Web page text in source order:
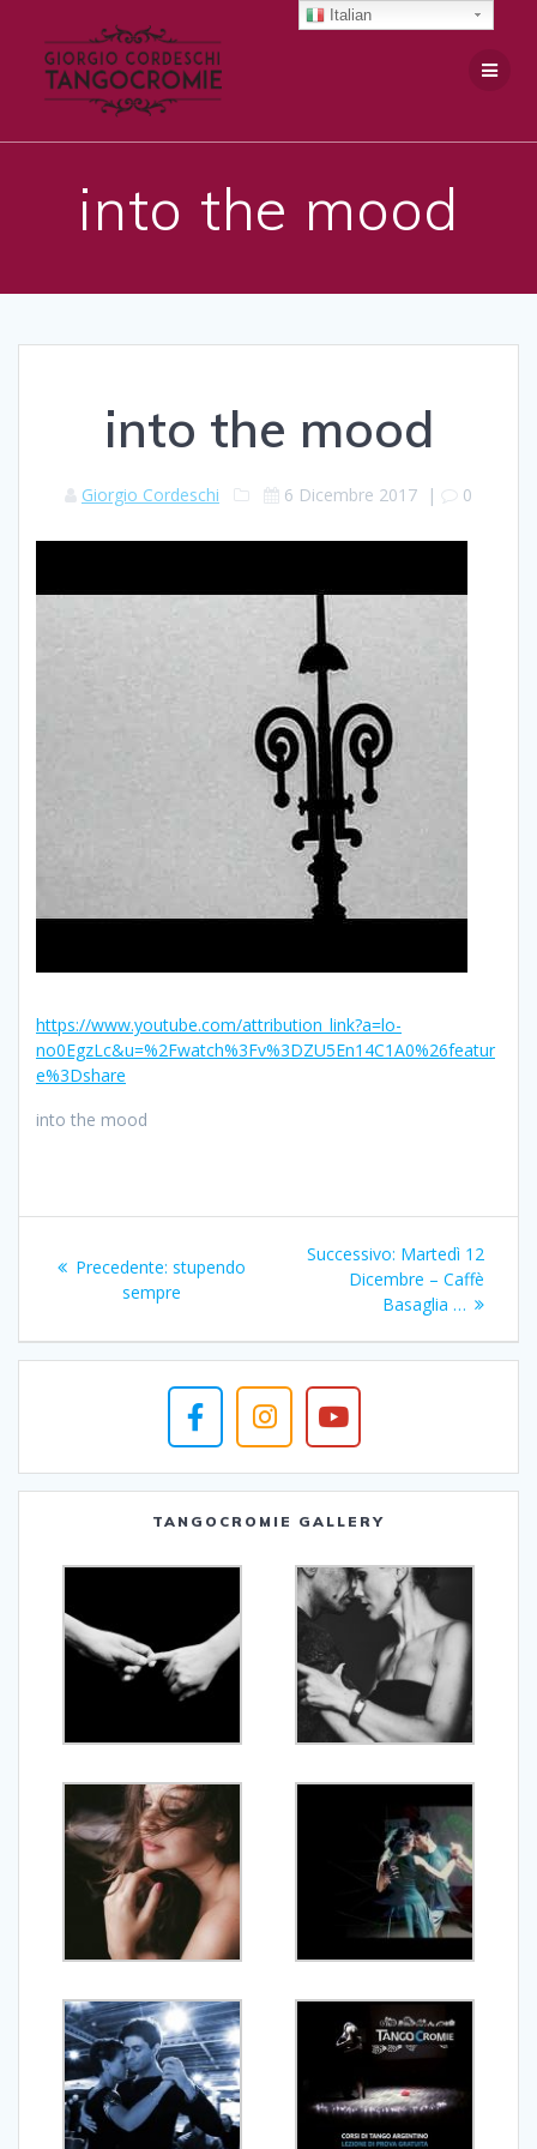
into the mood
into the mood
Giorgio Cordeschi 6 Dicembre 2017 | 0
https://www.youtube.com/attribution_link?a=lo-
no0EgzLc&u=%2Fwatch%3Fv%3DZU5En14C1A0%26featur
e%3Dshare
into the mood
articoli
Precedente: Articolo
precedente:
stupendo
sempre
Successivo: Articolo
successivo:
Martedì 12
Dicembre – Caffè
Basaglia …
TANGOCROMIE GALLERY
Italian